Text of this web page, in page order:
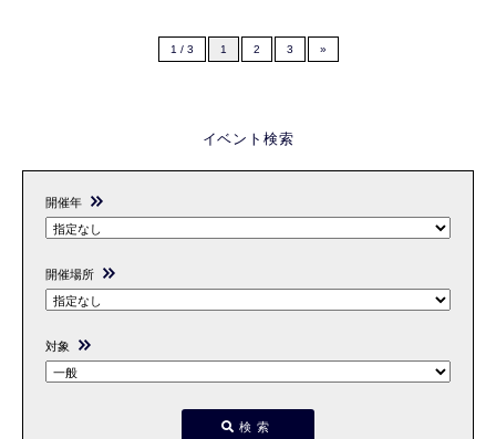
1 / 3 1 2 3 »
イベント検索
開催年
開催場所
対象
検索